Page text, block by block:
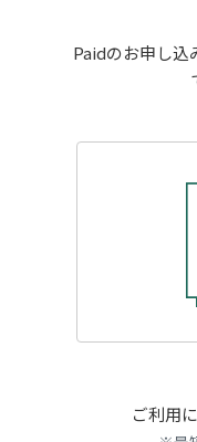
Paidのお申し込
ご利用